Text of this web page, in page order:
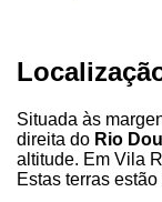
Situada às
direita do Rio
altitude. Em Vila
Estas terras